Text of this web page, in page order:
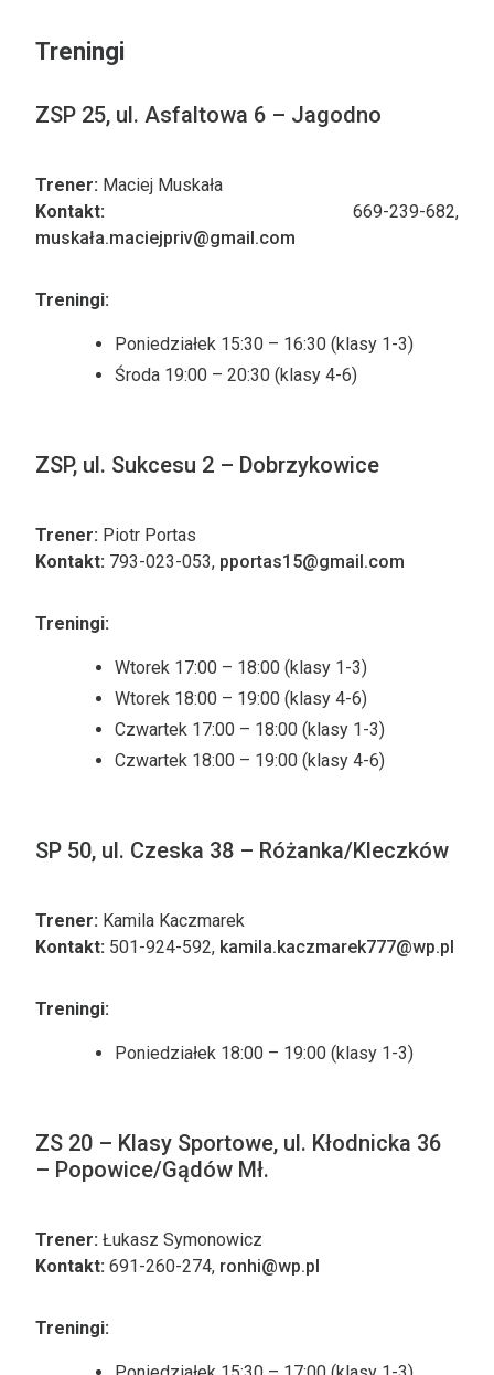
Treningi
ZSP 25, ul. Asfaltowa 6 – Jagodno
Trener: Maciej Muskała
Kontakt: 669-239-682,
muskała.maciejpriv@gmail.com
Treningi:
Poniedziałek 15:30 – 16:30 (klasy 1-3)
Środa 19:00 – 20:30 (klasy 4-6)
ZSP, ul. Sukcesu 2 – Dobrzykowice
Trener: Piotr Portas
Kontakt: 793-023-053, pportas15@gmail.com
Treningi:
Wtorek 17:00 – 18:00 (klasy 1-3)
Wtorek 18:00 – 19:00 (klasy 4-6)
Czwartek 17:00 – 18:00 (klasy 1-3)
Czwartek 18:00 – 19:00 (klasy 4-6)
SP 50, ul. Czeska 38 – Różanka/Kleczków
Trener: Kamila Kaczmarek
Kontakt: 501-924-592, kamila.kaczmarek777@wp.pl
Treningi:
Poniedziałek 18:00 – 19:00 (klasy 1-3)
ZS 20 – Klasy Sportowe, ul. Kłodnicka 36
– Popowice/Gądów Mł.
Trener: Łukasz Symonowicz
Kontakt: 691-260-274, ronhi@wp.pl
Treningi: